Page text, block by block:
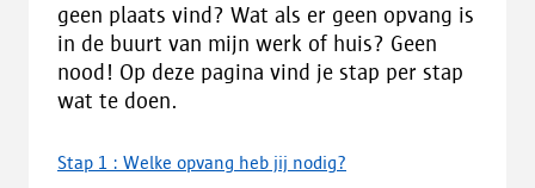
geen plaats vind? Wat als er geen opvang is
in de buurt van mijn werk of huis? Geen
nood! Op deze pagina vind je stap per stap
wat te doen.
Stap 1 : Welke opvang heb jij nodig?